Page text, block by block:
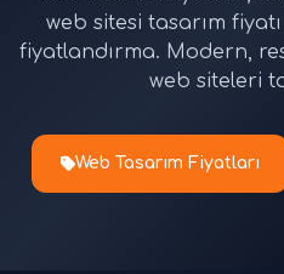
web sitesi tasarım
fiyatlandırma. Modern,
web siteleri
Web Tasarım Fiyatları